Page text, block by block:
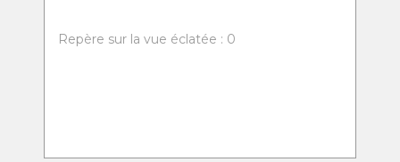
Repère sur la vue éclatée : 0